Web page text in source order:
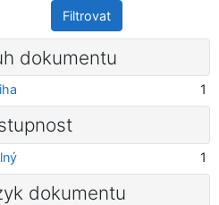
Filtrovat
dokumentu
1
1
dokumentu